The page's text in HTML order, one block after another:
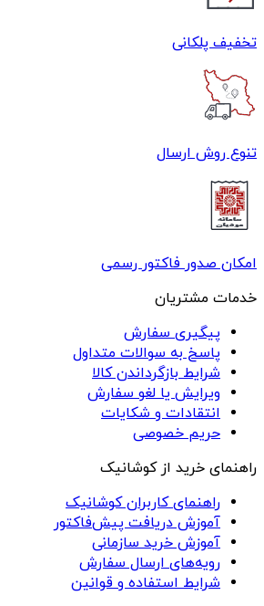
تخفیف پلکانی
تنوع روش ارسال
امکان صدور فاکتور رسمی
خدمات مشتریان
پیگیری سفارش
پاسخ به سوالات متداول
شرایط بازگرداندن کالا
ویرایش یا لغو سفارش
انتقادات و شکایات
حریم خصوصی
راهنمای خرید از کوشانیک
راهنمای کاربران کوشانیک
آموزش دریافت پیش‌فاکتور
آموزش خرید سازمانی
رویه‌های ارسال سفارش
شرایط استفاده و قوانین